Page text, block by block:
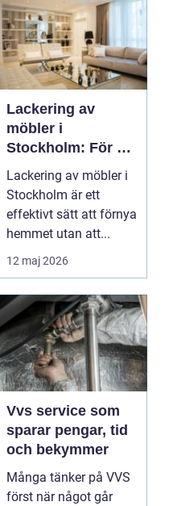
Lackering av
möbler i
Stockholm: För ett
hållbart och
snyggt hem
Lackering av möbler i
Stockholm är ett
effektivt sätt att förnya
hemmet utan att...
12 maj 2026
Vvs service som
sparar pengar, tid
och bekymmer
Många tänker på VVS
först när något går